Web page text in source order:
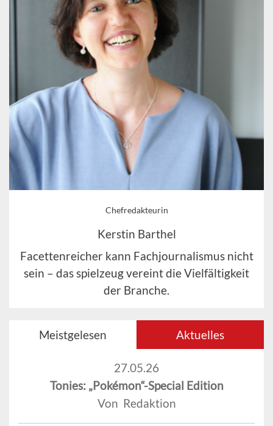
Chefredakteurin
Kerstin Barthel
Facettenreicher kann Fachjournalismus nicht
sein – das spielzeug vereint die Vielfältigkeit
der Branche.
Meistgelesen Aktuelles
27.05.26
Tonies: „Pokémon“-Special Edition
Von Redaktion